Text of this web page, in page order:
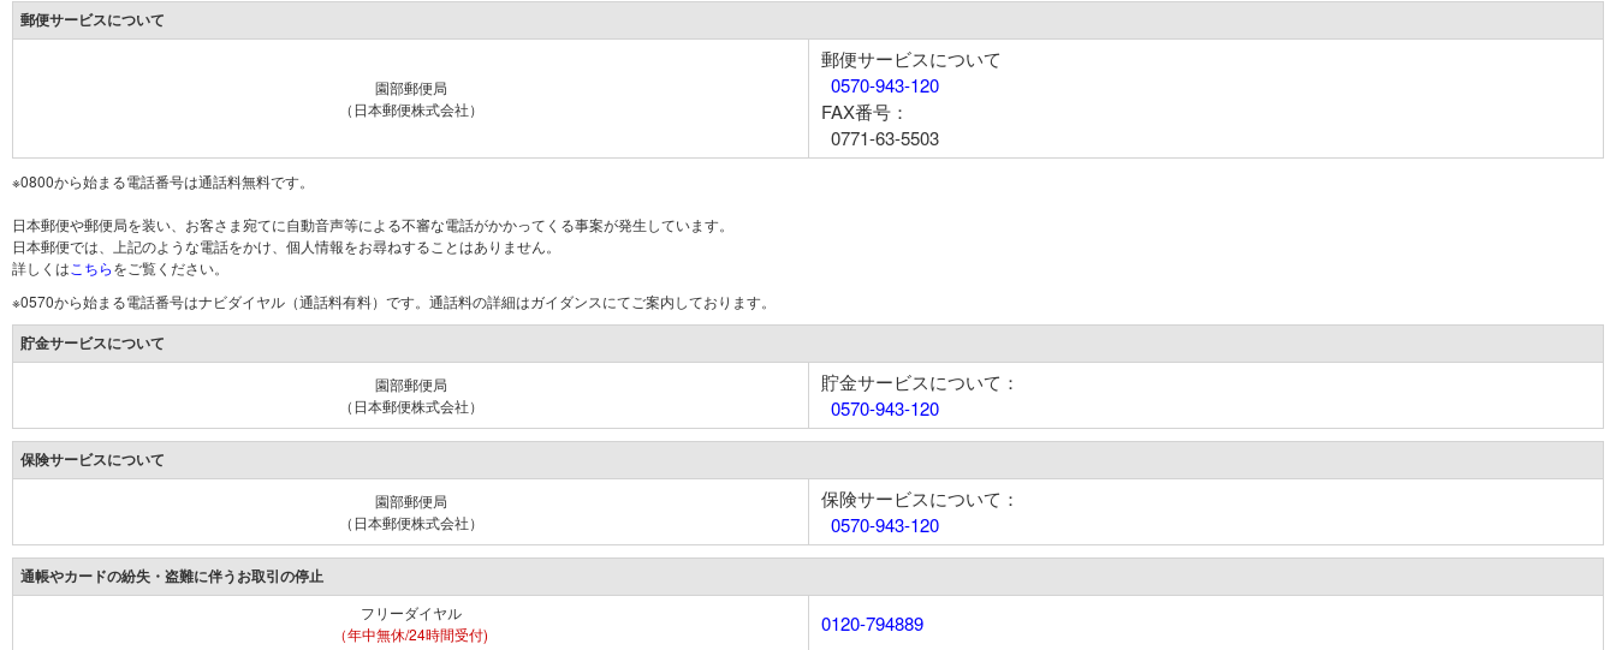
郵便サービスについて
園部郵便局
（日本郵便株式会社）
郵便サービスについて
0570-943-120
FAX番号：
0771-63-5503
※0800から始まる電話番号は通話料無料です。
日本郵便や郵便局を装い、お客さま宛てに自動音声等による不審な電話がかかってくる事案が発生しています。
日本郵便では、上記のような電話をかけ、個人情報をお尋ねすることはありません。
詳しくは こちらをご覧ください。
※0570から始まる電話番号はナビダイヤル（通話料有料）です。通話料の詳細はガイダンスにてご案内しております。
貯金サービスについて
園部郵便局
（日本郵便株式会社）
貯金サービスについて：
0570-943-120
保険サービスについて
園部郵便局
（日本郵便株式会社）
保険サービスについて：
0570-943-120
通帳やカードの紛失・盗難に伴うお取引の停止
フリーダイヤル
（年中無休/24時間受付)
0120-794889